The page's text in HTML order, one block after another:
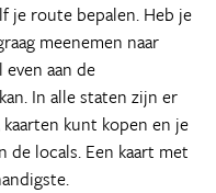
je route bepalen. Heb je
meenemen naar
even aan de
In alle staten zijn er
kunt kopen en je
de locals. Een kaart met